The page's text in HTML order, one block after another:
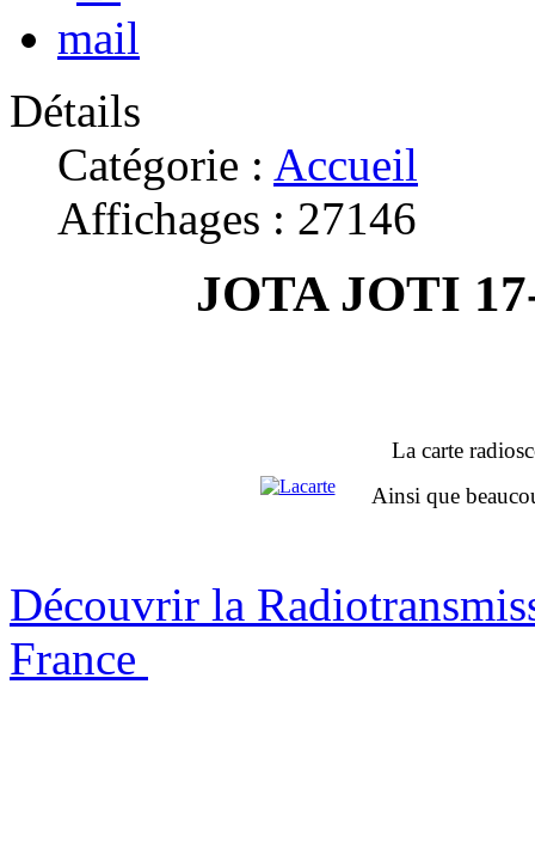
Détails
Catégorie : Accueil
Affichages : 27146
JOTA JOTI
La carte
Ainsi que
Découvrir la
France